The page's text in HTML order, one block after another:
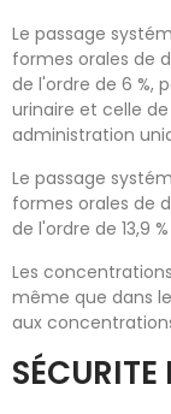
Le passage
formes orales de
de l'ordre de 6 %,
urinaire et celle
administration
Le passage
formes orales de
de l'ordre de 13,9
Les
même que dans
aux